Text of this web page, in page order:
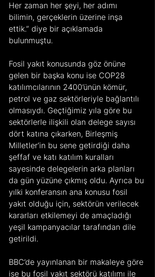
Her zaman her şeyi, her adımı
bilimin, gerçeklerin üzerine inşa
ettik.” diye bir açıklamada
bulunmuştu.
Fosil yakıt konusunda göz önüne
gelen bir başka konu ise COP28
katılımcılarının 2400’ünün kömür,
petrol ve gaz sektörleriyle bağlantılı
olmasıydı. Geçtiğimiz yıla göre bu
sektörlerle ilişkili olan delege sayısı
dört katına çıkarken, Birleşmiş
Milletler’in bu sene getirdiği daha
şeffaf ve katı katılım kuralları
sayesinde delegelerin arka planları
da gün yüzüne çıkmış oldu. Ayrıca bu
yılki konferansın ana konusu fosil
yakıt olduğu için, sektörün verilecek
kararları etkilemeyi de amaçladığı
yeşil kampanyacılar tarafından dile
getirildi.
BBC’de yayınlanan bir makaleye göre
ise bu fosil yakıt sektörü katılımı ile